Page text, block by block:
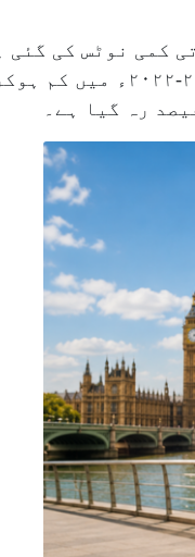
کمی نوٹس کی گئی